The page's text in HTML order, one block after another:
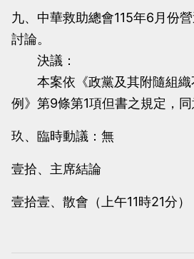
九、中華救助總會115年6月份
討論。
決議：
本案依《政黨及其附隨組織
例》第9條第1項但書之規定，同
玖、臨時動議：無
壹拾、主席結論
壹拾壹、散會（上午11時21分）